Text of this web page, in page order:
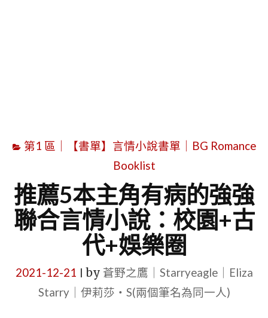
第1 區｜【書單】言情小說書單｜BG Romance
Booklist
推薦5本主角有病的強強
聯合言情小說：校園+古
代+娛樂圈
2021-12-21 by 蒼野之鷹｜Starryeagle｜Eliza
Starry｜伊莉莎・S(兩個筆名為同一人)